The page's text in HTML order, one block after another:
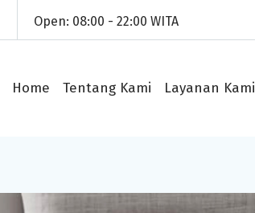
Open: 08:00 - 22:00 WITA
Home Tentang Kami Layanan Kami